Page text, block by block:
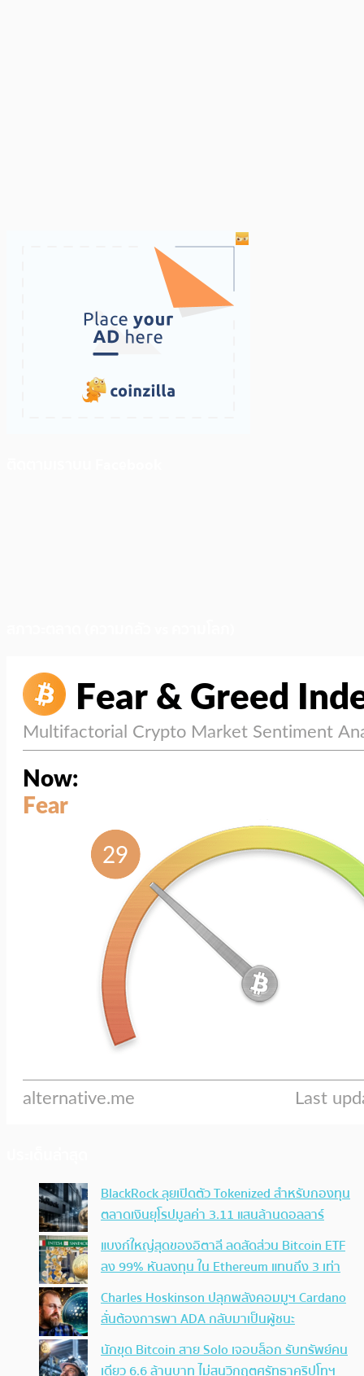
BlackRock ลุยเปิดตัว Tokenized สำหรับกองทุน
ตลาดเงินยุโรปมูลค่า 3.11 แสนล้านดอลลาร์
แบงก์ใหญ่สุดของอิตาลี ลดสัดส่วน Bitcoin ETF
ลง 99% หันลงทุน ใน Ethereum แทนถึง 3 เท่า
Charles Hoskinson ปลุกพลังคอมมูฯ Cardano
ลั่นต้องการพา ADA กลับมาเป็นผู้ชนะ
นักขุด Bitcoin สาย Solo เจอบล็อก รับทรัพย์คน
เดียว 6.6 ล้านบาท ไม่สนวิกฤตศรัทธาคริปโทฯ